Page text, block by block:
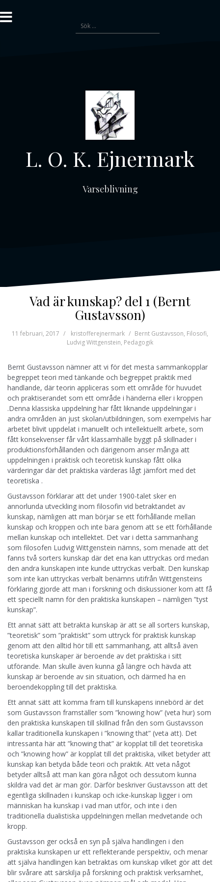
till
innehåll
Sök
efter:
L. O. K. Ejnermark
Varseblivning
Vad är kunskap? del 1 (Bernt
Gustavsson)
11 februari, 2017 kristofferejnermark Bernt Gustavsson, Filosofi,
Ludvig Wittgenstein, Pedagogik
Bernt Gustavsson nämner att vi för det mesta sammankopplar
begreppet teori med tänkande och begreppet praktik med
handlande, där teorin appliceras som ett område för huvudet
och praktiserandet som ett område i händerna eller i kroppen
.Denna klassiska uppdelning har fått liknande uppdelningar i
andra områden än just skolan/utbildningen, som exempelvis har
arbetet blivit uppdelat i manuellt och intellektuellt arbete, som
fått konsekvenser får vårt klassamhälle byggt på skillnader i
produktionsförhållanden och därigenom anser många att
uppdelningen i praktisk och teoretisk kunskap fått olika
värderingar där det praktiska värderas lågt jämfört med det
teoretiska .
Gustavsson förklarar att det under 1900-talet sker en
annorlunda utveckling inom filosofin vid betraktandet av
kunskap, nämligen att man börjar se ett förhållande mellan
kunskap och kroppen och inte bara genom att se ett förhållande
mellan kunskap och intellektet. Det var i detta sammanhang
som filosofen Ludvig Wittgenstein nämns, som menade att det
fanns två sorters kunskap där det ena kan uttryckas ord medan
den andra kunskapen inte kunde uttryckas verbalt. Den kunskap
som inte kan uttryckas verbalt benämns utifrån Wittgensteins
förklaring gjorde att man i forskning och diskussioner kom att få
ett speciellt namn för den praktiska kunskapen – nämligen ”tyst
kunskap”.
Ett annat sätt att betrakta kunskap är att se all sorters kunskap,
”teoretisk” som ”praktiskt” som uttryck för praktisk kunskap
genom att den alltid hör till ett sammanhang, att alltså även
teoretiska kunskaper är beroende av det praktiska i sitt
utförande. Man skulle även kunna gå längre och hävda att
kunskap är beroende av sin situation, och därmed ha en
beroendekoppling till det praktiska.
Ett annat sätt att komma fram till kunskapens innebörd är det
som Gustavsson framställer som ”knowing how” (veta hur) som
den praktiska kunskapen till skillnad från den som Gustavsson
kallar traditionella kunskapen i ”knowing that” (veta att). Det
intressanta här att ”knowing that” är kopplat till det teoretiska
och ”knowing how” är kopplat till det praktiska, vilket betyder att
kunskap kan betyda både teori och praktik. Att veta något
betyder alltså att man kan göra något och dessutom kunna
skildra vad det är man gör. Därför beskriver Gustavsson att det
egentliga skillnaden i kunskap och icke-kunskap ligger i om
människan ha kunskap i vad man utför, och inte i den
traditionella dualistiska uppdelningen mellan medvetande och
kropp.
Gustavsson ger också en syn på själva handlingen i den
praktiska kunskapen ur ett reflekterande perspektiv, och menar
att själva handlingen kan betraktas om kunskap vilket gör att det
blir svårare att särskilja på forskning och praktisk verksamhet,